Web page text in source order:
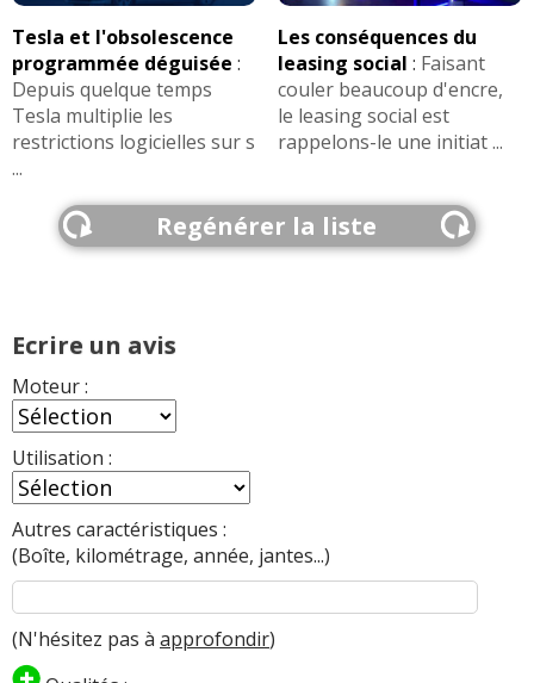
Tesla et l'obsolescence
programmée déguisée :
Depuis quelque temps
Tesla multiplie les
restrictions logicielles sur s
...
Les conséquences du
leasing social : Faisant
couler beaucoup d'encre,
le leasing social est
rappelons-le une initiat ...
Regénérer la liste
Ecrire un avis
Moteur :
Utilisation :
Autres caractéristiques :
(Boîte, kilométrage, année, jantes...)
(N'hésitez pas à approfondir)